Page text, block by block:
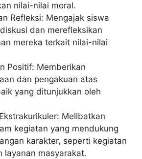
nilai-nilai moral.
Refleksi: Mengajak siswa
dan merefleksikan
mereka terkait nilai-nilai
Positif: Memberikan
dan pengakuan atas
yang ditunjukkan oleh
Melibatkan
kegiatan yang mendukung
karakter, seperti kegiatan
layanan masyarakat.